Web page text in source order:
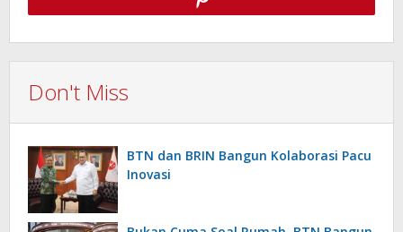
Don't Miss
BTN dan BRIN Bangun Kolaborasi Pacu
Inovasi